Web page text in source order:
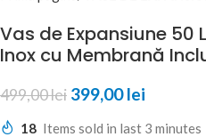
Vas de Expansiune 50
Inox cu Membrană
499,00lei 399,00lei
18 Items sold in last 3 minutes